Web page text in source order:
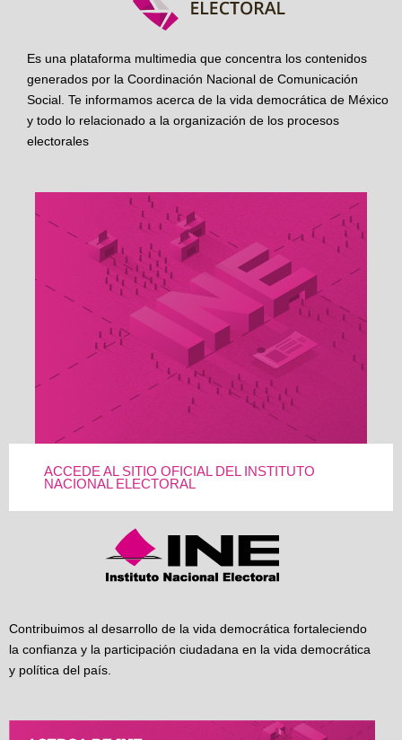
Es una plataforma multimedia que concentra los contenidos
generados por la Coordinación Nacional de Comunicación
Social. Te informamos acerca de la vida democrática de México
y todo lo relacionado a la organización de los procesos
electorales
ACCEDE AL SITIO OFICIAL DEL INSTITUTO
NACIONAL ELECTORAL
Contribuimos al desarrollo de la vida democrática fortaleciendo
la confianza y la participación ciudadana en la vida democrática
y política del país.